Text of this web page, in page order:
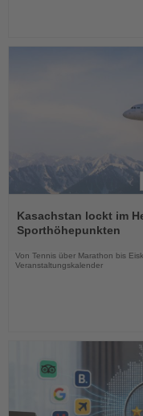
Sie
die
Nachrichten
Kasachstan lockt im
Sporthöhepunkten
Von Tennis über Marathon bis
Veranstaltungskalender